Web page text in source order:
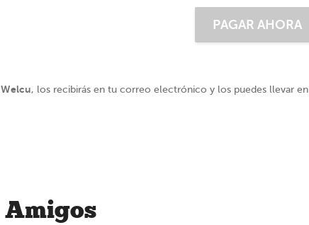
Welcu, los recibirás en tu correo electrónico y los puedes llevar en
Amigos